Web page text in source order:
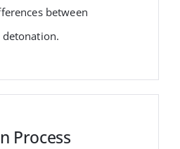
between
Process